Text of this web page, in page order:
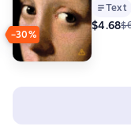
−30%
Text
$4.68